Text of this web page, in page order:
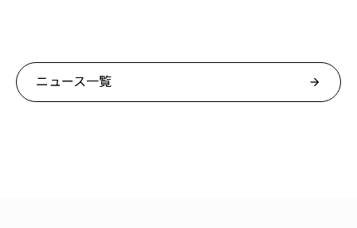
ニュース一覧 arrow_forward